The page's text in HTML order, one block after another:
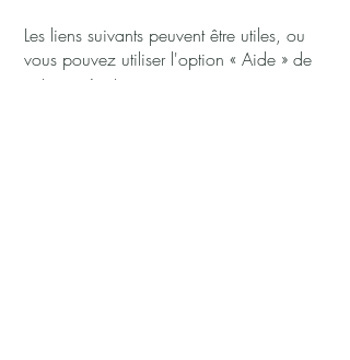
Les liens suivants peuvent être utiles, ou
vous pouvez utiliser l'option « Aide » de
votre navigateur.